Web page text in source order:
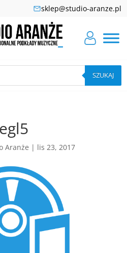
sklep@studio-aranze.pl
SZUKAJ
Aranże | lis 23, 2017